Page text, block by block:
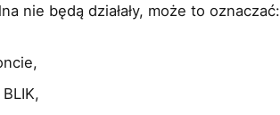
nie będą działały, może to oznaczać: